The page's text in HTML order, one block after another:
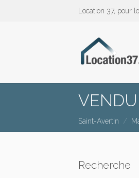
Location 37, pour
Saint-Avertin
Recherche